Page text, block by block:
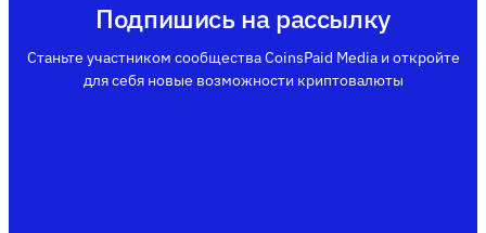
Подпишись на рассылку
Станьте участником сообщества CoinsPaid Media и откройте
для себя новые возможности криптовалюты